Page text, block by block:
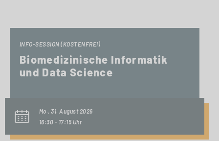
INFO-SESSION (KOSTENFREI)
Biomedizinische Informatik
und Data Science
Mo., 31. August 2026
16:30 - 17:15 Uhr